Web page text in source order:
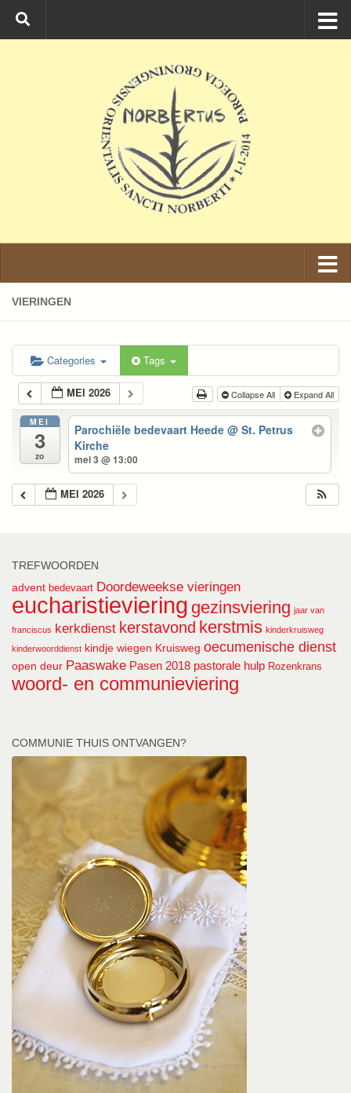
Ga naar de inhoud
VIERINGEN
Categories Tags
MEI 2026 Collapse All Expand All
MEI
3
zo
Parochiële bedevaart Heede@ St. Petrus
Kirche
mei 3 @ 13:00
MEI 2026
TREFWOORDEN
advent bedevaart Doordeweekse vieringen
eucharistieviering gezinsviering jaar van
franciscus kerkdienst kerstavond kerstmis kinderkruisweg
kinderwoorddienst kindje wiegen Kruisweg oecumenische dienst
open deur Paaswake Pasen 2018 pastorale hulp Rozenkrans
woord- en communieviering
COMMUNIE THUIS ONTVANGEN?